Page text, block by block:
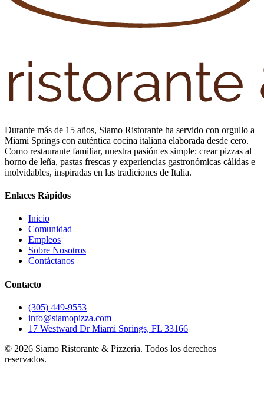
Durante más de 15 años, Siamo Ristorante ha servido con orgullo a
Miami Springs con auténtica cocina italiana elaborada desde cero.
Como restaurante familiar, nuestra pasión es simple: crear pizzas al
horno de leña, pastas frescas y experiencias gastronómicas cálidas e
inolvidables, inspiradas en las tradiciones de Italia.
Enlaces Rápidos
Inicio
Comunidad
Empleos
Sobre Nosotros
Contáctanos
Contacto
(305) 449-9553
info@siamopizza.com
17 Westward Dr Miami Springs, FL 33166
© 2026 Siamo Ristorante & Pizzeria. Todos los derechos
reservados.